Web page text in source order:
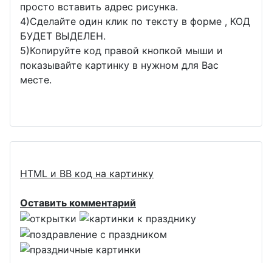
просто вставить адрес рисунка.
4)Сделайте один клик по тексту в форме , КОД
БУДЕТ ВЫДЕЛЕН.
5)Копируйте код правой кнопкой мыши и
показывайте картинку в нужном для Вас
месте.
HTML и BB код на картинку
Оставить комментарий